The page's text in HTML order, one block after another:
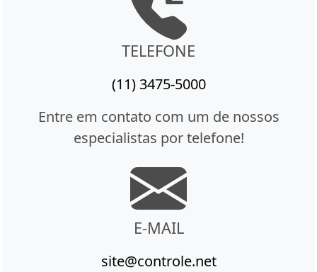
TELEFONE
(11) 3475-5000
Entre em contato com um de nossos
especialistas por telefone!
E-MAIL
site@controle.net